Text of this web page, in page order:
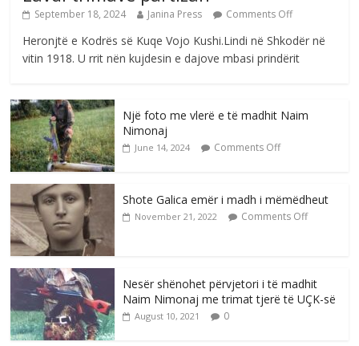
September 18, 2024 Janina Press Comments Off
Heronjtë e Kodrës së Kuqe Vojo Kushi.Lindi në Shkodër në
vitin 1918. U rrit nën kujdesin e dajove mbasi prindërit
Një foto me vlerë e të madhit Naim
Nimonaj
June 14, 2024 Comments Off
Shote Galica emër i madh i mëmëdheut
November 21, 2022 Comments Off
Nesër shënohet përvjetori i të madhit
Naim Nimonaj me trimat tjerë të UÇK-së
August 10, 2021 0